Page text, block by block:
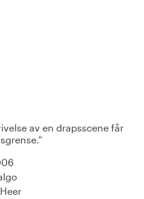
av en drapsscene får